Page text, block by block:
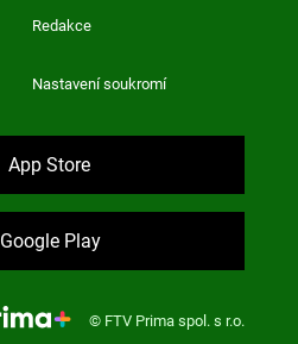
Redakce
Nastavení soukromí
App Store
Google Play
© FTV Prima spol. s r.o.